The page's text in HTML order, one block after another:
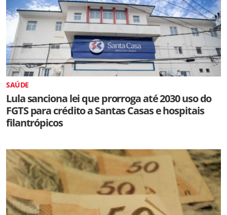
SAÚDE
Lula sanciona lei que prorroga até 2030 uso do
FGTS para crédito a Santas Casas e hospitais
filantrópicos